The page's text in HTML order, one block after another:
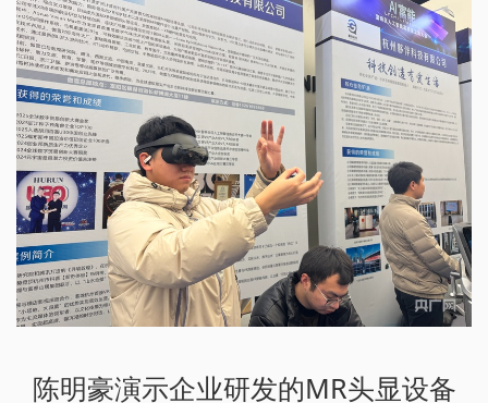
陈明豪演示企业研发的MR头显设备